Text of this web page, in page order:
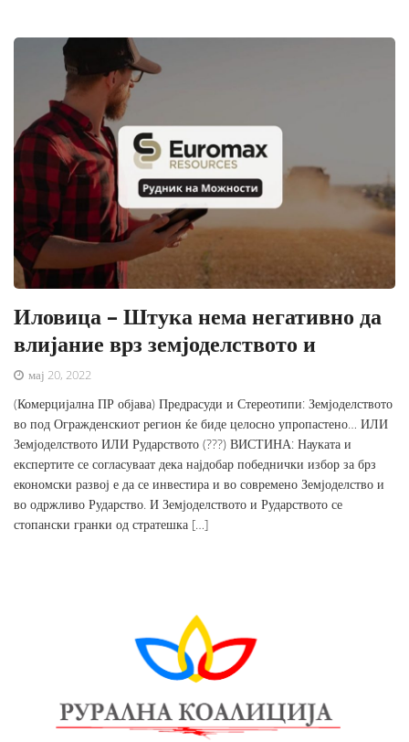
Иловица – Штука нема негативно да
влијание врз земјоделството и
мај 20, 2022
(Комерцијална ПР објава) Предрасуди и Стереотипи: Земјоделството
во под Огражденскиот регион ќе биде целосно упропастено… ИЛИ
Земјоделството ИЛИ Рударството (???) ВИСТИНА: Науката и
експертите се согласуваат дека најдобар победнички избор за брз
економски развој е да се инвестира и во современо Земјоделство и
во одржливо Рударство. И Земјоделството и Рударството се
стопански гранки од стратешка […]